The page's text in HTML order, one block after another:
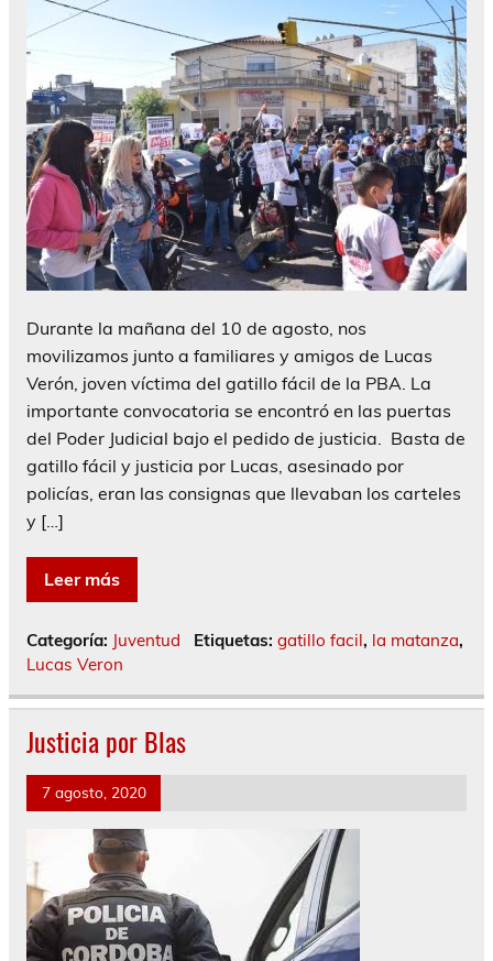
Durante la mañana del 10 de agosto, nos
movilizamos junto a familiares y amigos de Lucas
Verón, joven víctima del gatillo fácil de la PBA. La
importante convocatoria se encontró en las puertas
del Poder Judicial bajo el pedido de justicia. Basta de
gatillo fácil y justicia por Lucas, asesinado por
policías, eran las consignas que llevaban los carteles
y […]
Leer más
Categoría: Juventud Etiquetas: gatillo facil, la matanza,
Lucas Veron
Justicia por Blas
7 agosto, 2020